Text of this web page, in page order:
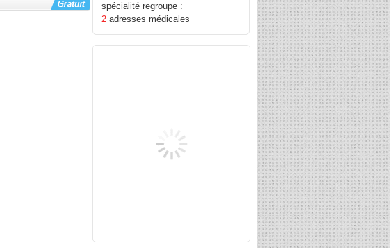
spécialité regroupe :
2 adresses médicales